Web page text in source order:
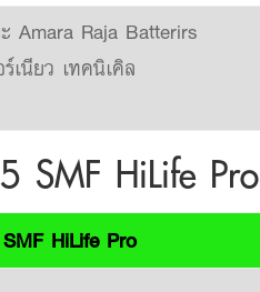
Amara Raja Batterirs
เนียว เทคนิเคิล
SMF HiLife Pro
HiLife Pro